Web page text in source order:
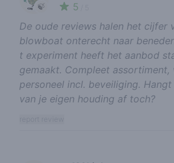
🍃 5
De oude reviews halen het cijfer
blowboat onterecht naar
t experiment heeft het aanbod
gemaakt. Compleet assortiment,
personeel incl. beveiliging.
van je eigen houding af toch?